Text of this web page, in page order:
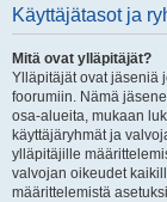
Käyttäjätasot ja
Mitä ovat ylläpitäjät?
Ylläpitäjät ovat jäseniä
foorumiin. Nämä
osa-alueita, mukaan
käyttäjäryhmät ja
ylläpitäjille
valvojan oikeudet
määrittelemistä